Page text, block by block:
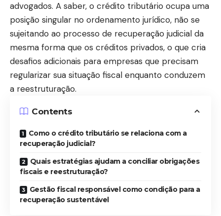
advogados. A saber, o crédito tributário ocupa uma
posição singular no ordenamento jurídico, não se
sujeitando ao processo de recuperação judicial da
mesma forma que os créditos privados, o que cria
desafios adicionais para empresas que precisam
regularizar sua situação fiscal enquanto conduzem
a reestruturação.
Contents
Como o crédito tributário se relaciona com a
recuperação judicial?
Quais estratégias ajudam a conciliar obrigações
fiscais e reestruturação?
Gestão fiscal responsável como condição para a
recuperação sustentável